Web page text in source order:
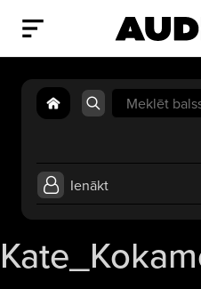
Search
for:
Ienākt